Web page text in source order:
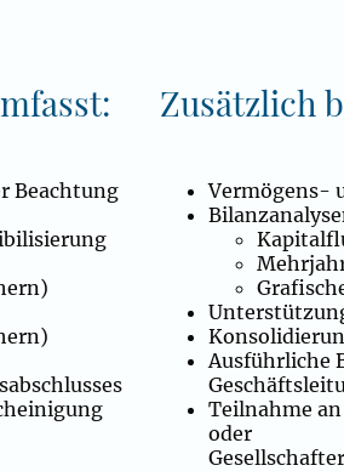
Beachtung
Zusätzlich
Vermögens-
Ausführliche
Teilnahme
oder